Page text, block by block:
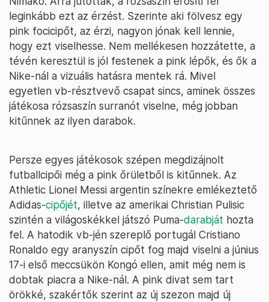
leginkább ezt az érzést. Szerinte aki fölvesz egy
pink focicipőt, az érzi, nagyon jónak kell lennie,
hogy ezt viselhesse. Nem mellékesen hozzátette, a
tévén keresztül is jól festenek a pink lépők, és ők a
Nike-nál a vizuális hatásra mentek rá. Mivel
egyetlen vb-résztvevő csapat sincs, aminek összes
játékosa rózsaszín surranót viselne, még jobban
kitűnnek az ilyen darabok.
Persze egyes játékosok szépen megdizájnolt
futballcipői még a pink őrületből is kitűnnek. Az
Athletic Lionel Messi argentin színekre emlékeztető
Adidas-cipőjét, illetve az amerikai Christian Pulisic
szintén a világoskékkel játszó Puma-darabját hozta
fel. A hatodik vb-jén szereplő portugál Cristiano
Ronaldo egy aranyszín cipőt fog majd viselni a június
17-i első meccsükön Kongó ellen, amit még nem is
dobtak piacra a Nike-nál. A pink divat sem tart
örökké, szakértők szerint az új szezon majd új